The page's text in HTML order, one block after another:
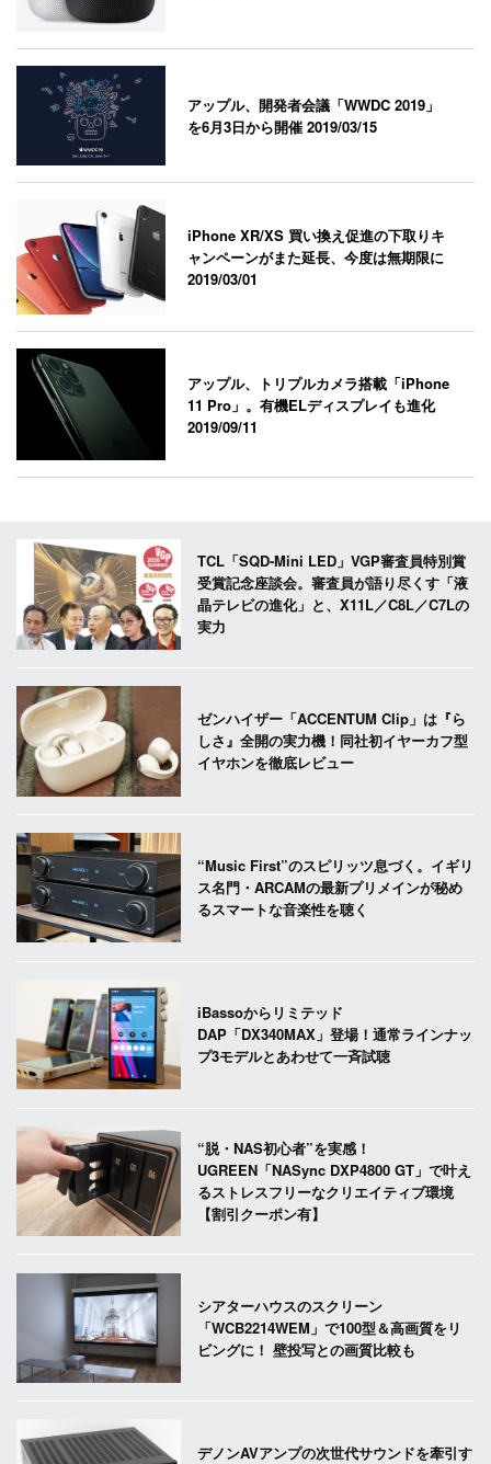
アップル、開発者会議「WWDC 2019」
を6月3日から開催2019/03/15
iPhone XR/XS 買い換え促進の下取りキ
ャンペーンがまた延長、今度は無期限に
2019/03/01
アップル、トリプルカメラ搭載「iPhone
11 Pro」。有機ELディスプレイも進化
2019/09/11
TCL「SQD-Mini LED」VGP審査員特別賞
受賞記念座談会。審査員が語り尽くす「液
晶テレビの進化」と、X11L／C8L／C7Lの
実力
ゼンハイザー「ACCENTUM Clip」は『ら
しさ』全開の実力機！同社初イヤーカフ型
イヤホンを徹底レビュー
“Music First”のスピリッツ息づく。イギリ
ス名門・ARCAMの最新プリメインが秘め
るスマートな音楽性を聴く
iBassoからリミテッド
DAP「DX340MAX」登場！通常ラインナッ
プ3モデルとあわせて一斉試聴
“脱・NAS初心者”を実感！
UGREEN「NASync DXP4800 GT」で叶え
るストレスフリーなクリエイティブ環境
【割引クーポン有】
シアターハウスのスクリーン
「WCB2214WEM」で100型＆高画質をリ
ビングに！ 壁投写との画質比較も
デノンAVアンプの次世代サウンドを牽引す